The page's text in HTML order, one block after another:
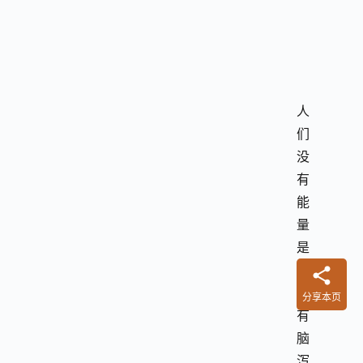
人
们
没
有
能
量
是
为
有
脑
分享本页